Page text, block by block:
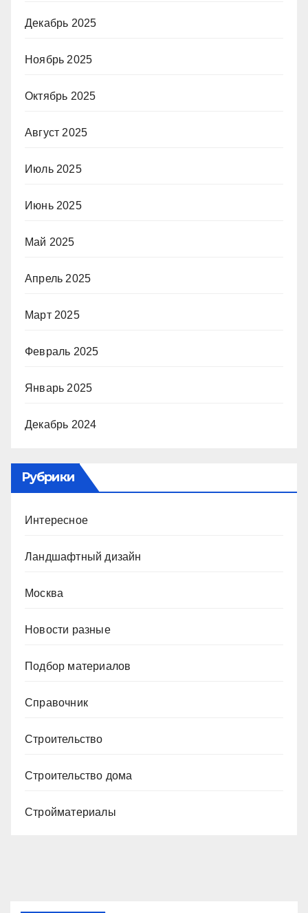
Декабрь 2025
Ноябрь 2025
Октябрь 2025
Август 2025
Июль 2025
Июнь 2025
Май 2025
Апрель 2025
Март 2025
Февраль 2025
Январь 2025
Декабрь 2024
Рубрики
Интересное
Ландшафтный дизайн
Москва
Новости разные
Подбор материалов
Справочник
Строительство
Строительство дома
Стройматериалы